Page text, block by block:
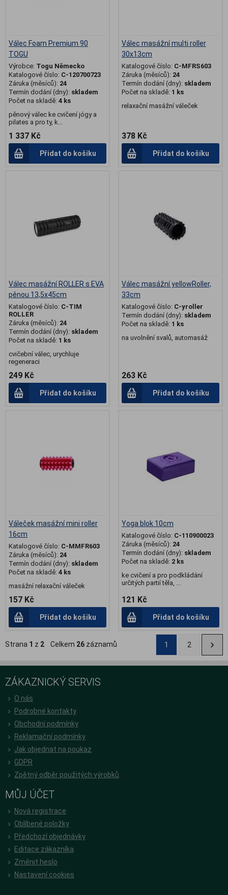
Válec Foam Premium 90
TOGU
Výrobce: Togu Německo
Katalogové číslo: C-120700723
Záruka (měsíců): 24
Termín dodání (dny): skladem
Počet na skladě: 4 ks
pěnový válec ke cvičení jógy a
pilates a pro ty, k...
1 337 Kč
Přidat do košíku
Válec masážní multi roller
30x13cm
Katalogové číslo: C-MFRS603
Záruka (měsíců): 24
Termín dodání (dny): skladem
Počet na skladě: 1 ks
relaxační masážní váleček
378 Kč
Přidat do košíku
Válec masážní ROLLER s EVA
pěnou 13,5x45cm
Katalogové číslo: C-TIM
ROLLER
Záruka (měsíců): 24
Termín dodání (dny): skladem
Počet na skladě: 1 ks
cvičební válec, urychluje
regeneraci
249 Kč
Přidat do košíku
Válec masážní yellowRoller,
33cm
Katalogové číslo: C-yroller
Termín dodání (dny): skladem
Počet na skladě: 1 ks
na uvolnění svalů, automasáž
263 Kč
Přidat do košíku
Váleček masážní mini roller
16cm
Katalogové číslo: C-MMFR603
Záruka (měsíců): 24
Termín dodání (dny): skladem
Počet na skladě: 4 ks
masážní relaxační váleček
157 Kč
Přidat do košíku
Yoga blok 10cm
Katalogové číslo: C-110900023
Záruka (měsíců): 24
Termín dodání (dny): skladem
Počet na skladě: 2 ks
ke cvičení a pro podkládání
určitých partií těla, ...
121 Kč
Přidat do košíku
Strana 1 z 2 Celkem 26 záznamů 1 2
ZÁKAZNICKÝ SERVIS
O nás
Podrobné kontakty
Obchodní podmínky
Reklamační podmínky
Jak objednat na poukaz
GDPR
Zpětný odběr použitých výrobků
MŮJ ÚČET
Nová registrace
Oblíbené položky
Předchozí objednávky
Editace zákazníka
Změnit heslo
Nastavení cookies